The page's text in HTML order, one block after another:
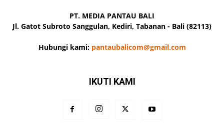
PT. MEDIA PANTAU BALI
Jl. Gatot Subroto Sanggulan, Kediri, Tabanan - Bali (82113)
Hubungi kami: pantaubalicom@gmail.com
IKUTI KAMI